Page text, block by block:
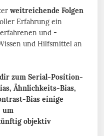
weitreichende Folgen
Erfahrung ein
und -
und Hilfsmittel an
zum Serial-Position-
Ähnlichkeits-Bias,
Bias einige
um
objektiv